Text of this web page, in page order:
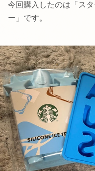
今回購入したのは「ス
ー」です。